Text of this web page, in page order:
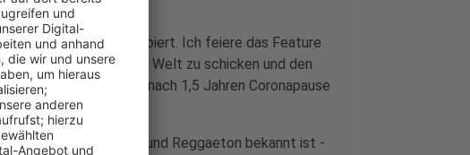
viele Dinge ausprobiert. Ich feiere das Feature
Manana jetzt in die Welt zu schicken und den
Alvaro Soler, der sic nach 1,5 Jahren Coronapause
Mix aus Urban-Pop und Reggaeton bekannt ist -